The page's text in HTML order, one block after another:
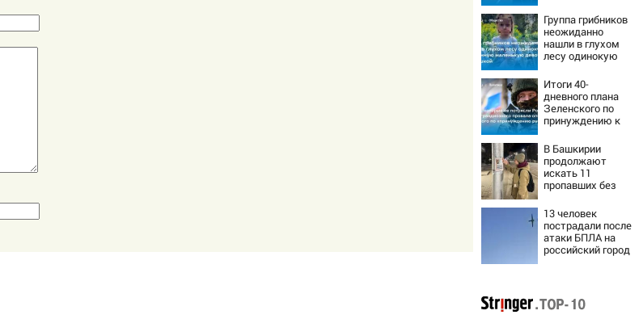
мог сдержать
слезы
Группа грибников
неожиданно
нашли в глухом
лесу одинокую
маленькую
девочку с
игрушкой
Итоги 40-
дневного плана
Зеленского по
принуждению к
ответила Россия,
полный разбор
провала операции
Украины от
военкора Коца
В Башкирии
продолжают
искать 11
пропавших без
13 человек
пострадали после
атаки БПЛА на
российский город